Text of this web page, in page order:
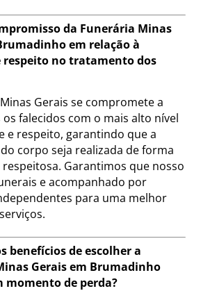
da Funerária Minas
em relação à
respeito no tratamento dos
Gerais se compromete a
falecidos com o mais alto nível
e respeito, garantindo que a
corpo seja realizada de forma
respeitosa. Garantimos que nosso
e acompanhado por
para uma melhor
benefícios de escolher a
Gerais em Brumadinho
momento de perda?